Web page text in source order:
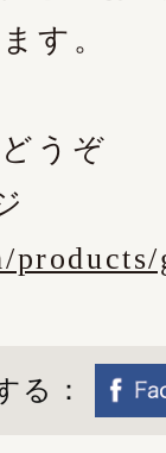
す。
うぞ
る：